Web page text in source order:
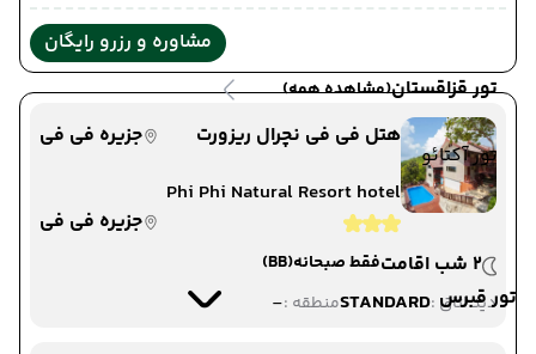
تور قزاقستان(مشاهده همه)
تور آکتائو
تور قبرس
مشاوره و رزرو رایگان
هتل فی فی نچرال ریزورت
جزیره فی فی
Phi Phi Natural Resort hotel
جزیره فی فی
2 شب اقامت
فقط صبحانه(BB)
دید اتاق :STANDARDمنطقه :-